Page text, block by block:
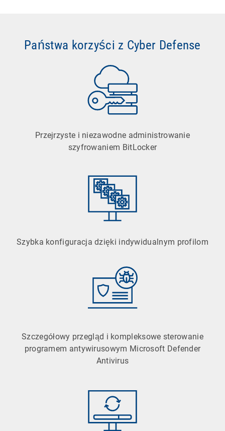
Państwa korzyści z Cyber Defense
Przejrzyste i niezawodne administrowanie
szyfrowaniem BitLocker
Szybka konfiguracja dzięki indywidualnym profilom
Szczegółowy przegląd i kompleksowe sterowanie
programem antywirusowym Microsoft Defender
Antivirus